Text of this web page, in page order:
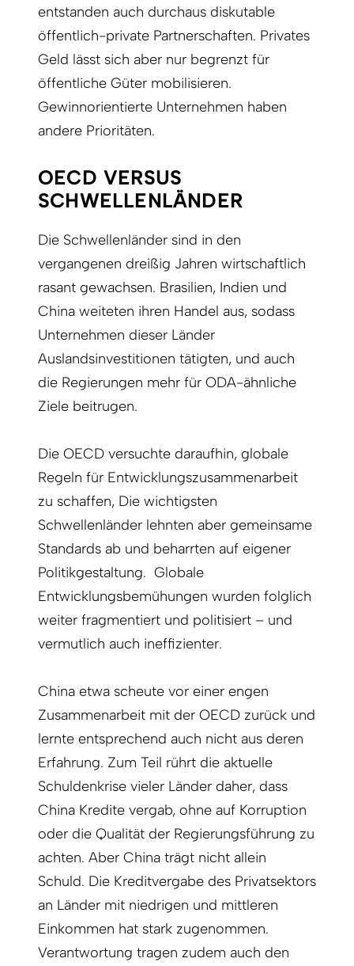
entstanden auch durchaus diskutable
öffentlich-private Partnerschaften. Privates
Geld lässt sich aber nur begrenzt für
öffentliche Güter mobilisieren.
Gewinnorientierte Unternehmen haben
andere Prioritäten.
OECD VERSUS
SCHWELLENLÄNDER
Die Schwellenländer sind in den
vergangenen dreißig Jahren wirtschaftlich
rasant gewachsen. Brasilien, Indien und
China weiteten ihren Handel aus, sodass
Unternehmen dieser Länder
Auslandsinvestitionen tätigten, und auch
die Regierungen mehr für ODA-ähnliche
Ziele beitrugen.
Die OECD versuchte daraufhin, globale
Regeln für Entwicklungszusammenarbeit
zu schaffen, Die wichtigsten
Schwellenländer lehnten aber gemeinsame
Standards ab und beharrten auf eigener
Politikgestaltung. Globale
Entwicklungsbemühungen wurden folglich
weiter fragmentiert und politisiert – und
vermutlich auch ineffizienter.
China etwa scheute vor einer engen
Zusammenarbeit mit der OECD zurück und
lernte entsprechend auch nicht aus deren
Erfahrung. Zum Teil rührt die aktuelle
Schuldenkrise vieler Länder daher, dass
China Kredite vergab, ohne auf Korruption
oder die Qualität der Regierungsführung zu
achten. Aber China trägt nicht allein
Schuld. Die Kreditvergabe des Privatsektors
an Länder mit niedrigen und mittleren
Einkommen hat stark zugenommen.
Verantwortung tragen zudem auch den